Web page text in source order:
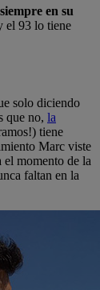
en su
el 93 lo tiene
solo diciendo
que no, la
tiene
Marc viste
momento de la
faltan en la